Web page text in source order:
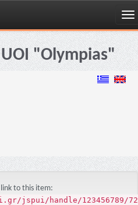
"Olympias"
to this item:
jspui/handle/123456789/